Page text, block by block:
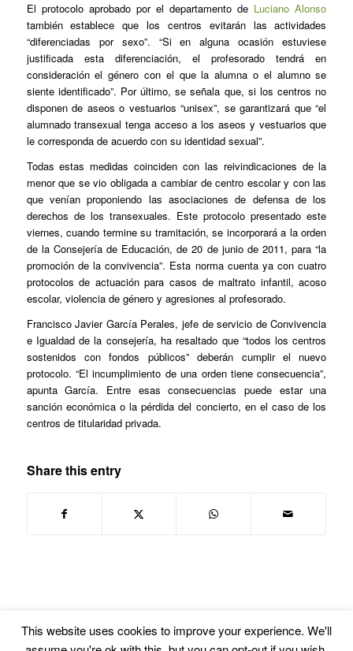
El protocolo aprobado por el departamento de Luciano Alonso
también establece que los centros evitarán las actividades
“diferenciadas por sexo”. “Si en alguna ocasión estuviese
justificada esta diferenciación, el profesorado tendrá en
consideración el género con el que la alumna o el alumno se
siente identificado”. Por último, se señala que, si los centros no
disponen de aseos o vestuarios “unisex”, se garantizará que “el
alumnado transexual tenga acceso a los aseos y vestuarios que
le corresponda de acuerdo con su identidad sexual”.
Todas estas medidas coinciden con las reivindicaciones de la
menor que se vio obligada a cambiar de centro escolar y con las
que venían proponiendo las asociaciones de defensa de los
derechos de los transexuales. Este protocolo presentado este
viernes, cuando termine su tramitación, se incorporará a la orden
de la Consejería de Educación, de 20 de junio de 2011, para “la
promoción de la convivencia”. Esta norma cuenta ya con cuatro
protocolos de actuación para casos de maltrato infantil, acoso
escolar, violencia de género y agresiones al profesorado.
Francisco Javier García Perales, jefe de servicio de Convivencia
e Igualdad de la consejería, ha resaltado que “todos los centros
sostenidos con fondos públicos” deberán cumplir el nuevo
protocolo. “El incumplimiento de una orden tiene consecuencia”,
apunta García. Entre esas consecuencias puede estar una
sanción económica o la pérdida del concierto, en el caso de los
centros de titularidad privada.
Share this entry
This website uses cookies to improve your experience. We'll